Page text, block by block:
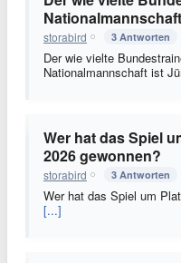
storabird 3 Antworten
Der wie vielte
Nationalmannschaft ist
Wer hat das Spiel
2026 gewonnen?
storabird 3 Antworten
Wer hat das Spiel um
[...]